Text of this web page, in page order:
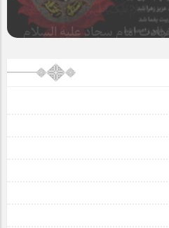
امام سجاد علیه السلام
عشق